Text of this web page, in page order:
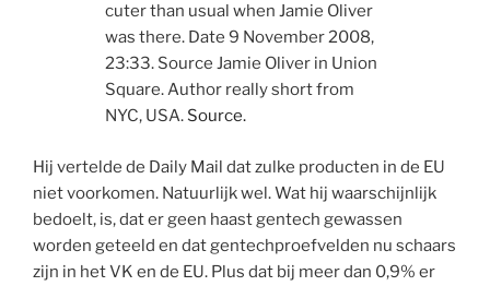
cuter than usual when Jamie Oliver
was there. Date 9 November 2008,
23:33. Source Jamie Oliver in Union
Square. Author really short from
NYC, USA. Source.
Hij vertelde de Daily Mail dat zulke producten in de EU
niet voorkomen. Natuurlijk wel. Wat hij waarschijnlijk
bedoelt, is, dat er geen haast gentech gewassen
worden geteeld en dat gentechproefvelden nu schaars
zijn in het VK en de EU. Plus dat bij meer dan 0,9% er